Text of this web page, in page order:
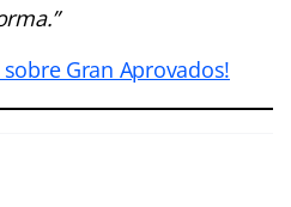
Gran Aprovados!